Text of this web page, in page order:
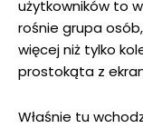
użytkowników to
rośnie grupa
więcej niż tylko
prostokąta z
Właśnie tu